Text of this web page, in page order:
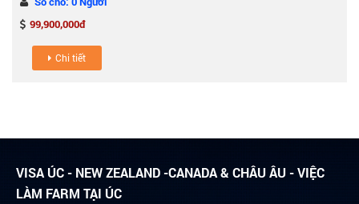
99,900,000đ
Chi tiết
VISA ÚC - NEW ZEALAND -CANADA & CHÂU ÂU - VIỆC
LÀM FARM TẠI ÚC